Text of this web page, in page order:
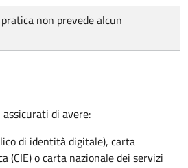
non prevede alcun
assicurati di avere:
di identità digitale), carta
(CIE) o carta nazionale dei servizi